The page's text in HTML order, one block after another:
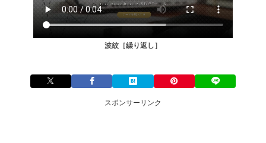
波紋［繰り返し］
スポンサーリンク